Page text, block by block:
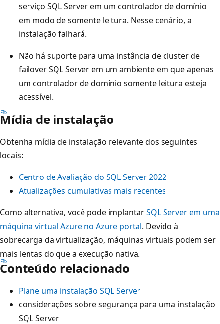
serviço SQL Server em um controlador de domínio
em modo de somente leitura. Nesse cenário, a
instalação falhará.
Não há suporte para uma instância de cluster de
failover SQL Server em um ambiente em que apenas
um controlador de domínio somente leitura esteja
acessível.
Mídia de instalação
Obtenha mídia de instalação relevante dos seguintes
locais:
Centro de Avaliação do SQL Server 2022
Atualizações cumulativas mais recentes
Como alternativa, você pode implantarSQL Server em uma
máquina virtual Azure no Azure portal. Devido à
sobrecarga da virtualização, máquinas virtuais podem ser
mais lentas do que a execução nativa.
Conteúdo relacionado
Plane uma instalação SQL Server
considerações sobre segurança para uma instalação
SQL Server